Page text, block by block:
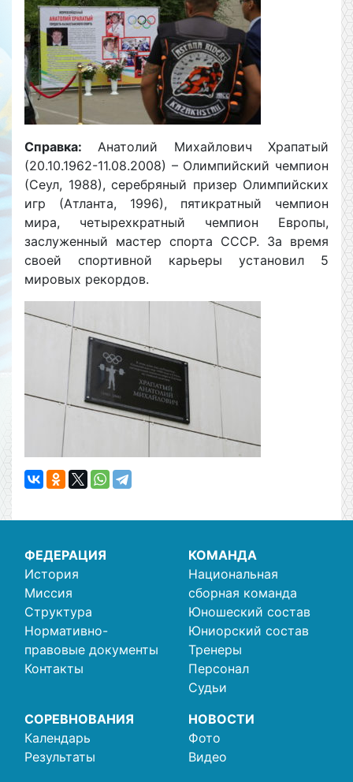
Справка: Анатолий Михайлович Храпатый
(20.10.1962-11.08.2008) – Олимпийский чемпион
(Сеул, 1988), серебряный призер Олимпийских
игр (Атланта, 1996), пятикратный чемпион
мира, четырехкратный чемпион Европы,
заслуженный мастер спорта СССР. За время
своей спортивной карьеры установил 5
мировых рекордов.
ФЕДЕРАЦИЯ
История
Миссия
Структура
Нормативно-
правовые документы
Контакты
КОМАНДА
Национальная
сборная команда
Юношеский состав
Юниорский состав
Тренеры
Персонал
Судьи
СОРЕВНОВАНИЯ
Календарь
Результаты
НОВОСТИ
Фото
Видео